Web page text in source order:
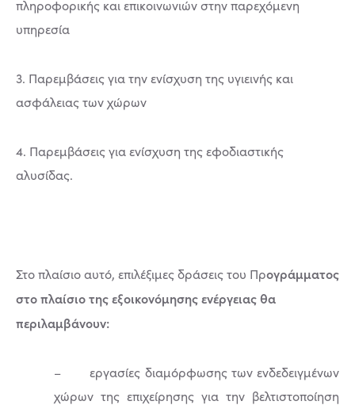
πληροφορικής και επικοινωνιών στην παρεχόμενη
υπηρεσία
3. Παρεμβάσεις για την ενίσχυση της υγιεινής και
ασφάλειας των χώρων
4. Παρεμβάσεις για ενίσχυση της εφοδιαστικής
αλυσίδας.
Στο πλαίσιο αυτό, επιλέξιμες δράσεις του Προγράμματος
στο πλαίσιο της εξοικονόμησης ενέργειας θα
περιλαμβάνουν:
– εργασίες διαμόρφωσης των ενδεδειγμένων
χώρων της επιχείρησης για την βελτιστοποίηση